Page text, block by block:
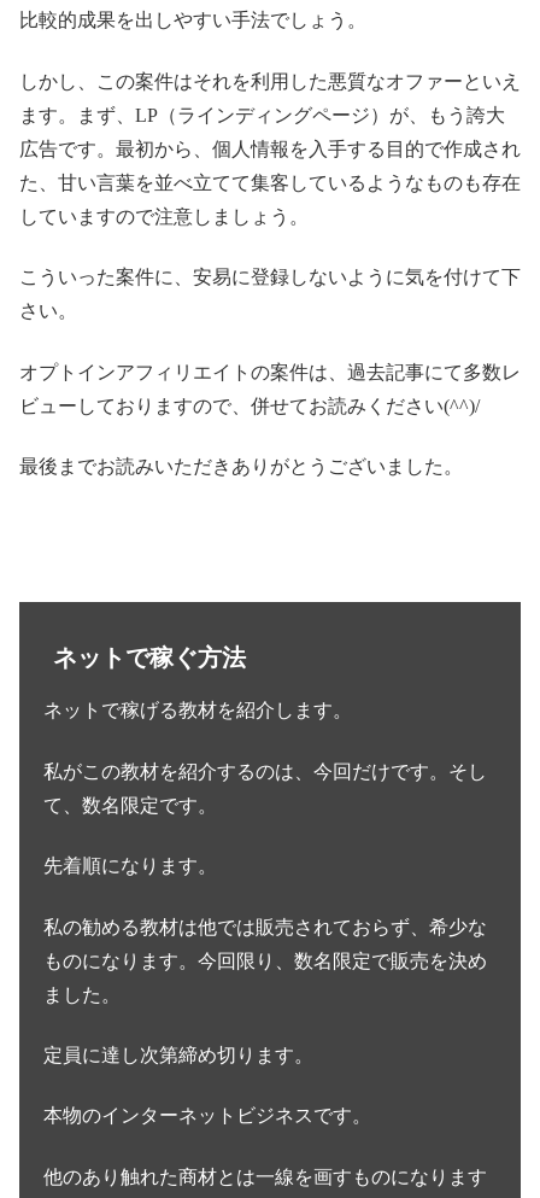
比較的成果を出しやすい手法でしょう。
しかし、この案件はそれを利用した悪質なオファーといえ
ます。まず、LP（ラインディングページ）が、もう誇大
広告です。最初から、個人情報を入手する目的で作成され
た、甘い言葉を並べ立てて集客しているようなものも存在
していますので注意しましょう。
こういった案件に、安易に登録しないように気を付けて下
さい。
オプトインアフィリエイトの案件は、過去記事にて多数レ
ビューしておりますので、併せてお読みください(^^)/
最後までお読みいただきありがとうございました。
ネットで稼ぐ方法
ネットで稼げる教材を紹介します。
私がこの教材を紹介するのは、今回だけです。そし
て、数名限定です。
先着順になります。
私の勧める教材は他では販売されておらず、希少な
ものになります。今回限り、数名限定で販売を決め
ました。
定員に達し次第締め切ります。
本物のインターネットビジネスです。
他のあり触れた商材とは一線を画すものになります